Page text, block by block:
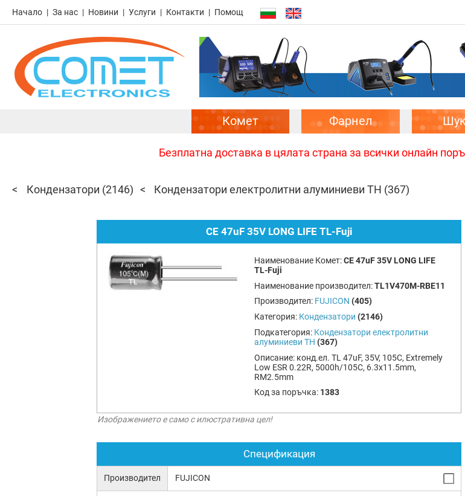
Начало За нас Новини Услуги Контакти Помощ
Комет Фарнел
Безплатна доставка в цялата страна за всички онлайн
Кондензатори (2146) Кондензатори електролитни алуминиеви TH (367)
CE 47uF 35V LONG LIFE TL-Fuji
Наименование Комет:CE 47uF 35V LONG LIFE
TL-Fuji
Наименование производител:TL1V470M-RBE11
Производител: FUJICON (405)
Категория: Кондензатори (2146)
Подкатегория: Кондензатори електролитни
алуминиеви TH (367)
Описание: конд.ел. TL 47uF, 35V, 105C, Extremely
Low ESR 0.22R, 5000h/105C, 6.3x11.5mm,
RM2.5mm
Код за поръчка: 1383
Изображението е само с илюстративна цел!
Спецификация
Производител FUJICON